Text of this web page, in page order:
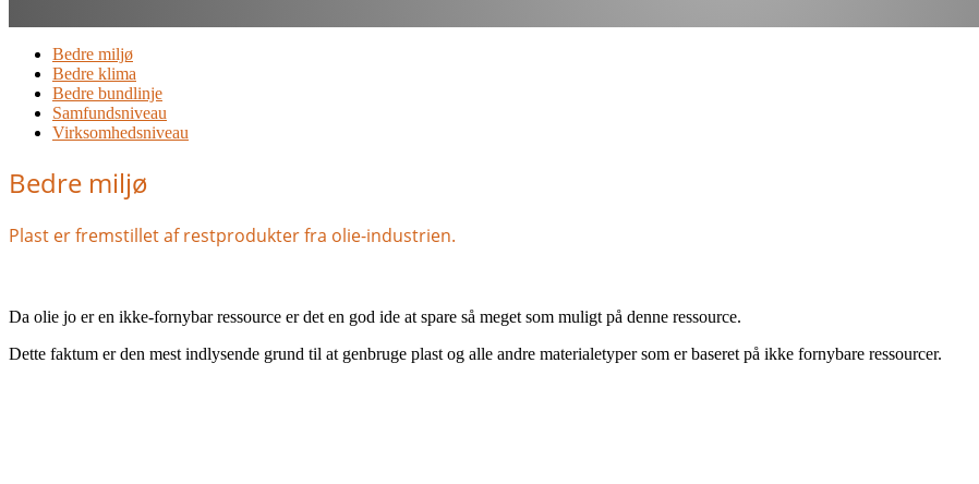
Bedre miljø
Bedre klima
Bedre bundlinje
Samfundsniveau
Virksomhedsniveau
Bedre miljø
Plast er fremstillet af restprodukter fra olie-industrien.
Da olie jo er en ikke-fornybar ressource er det en god ide at spare så meget som muligt på denne ressource.
Dette faktum er den mest indlysende grund til at genbruge plast og alle andre materialetyper som er baseret på ikke fornybare ressourcer.